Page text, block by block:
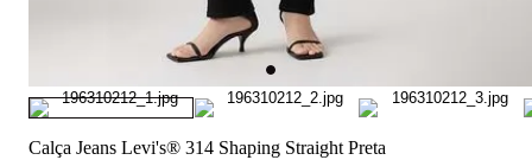
Calça Jeans Levi's® 314 Shaping Straight Preta